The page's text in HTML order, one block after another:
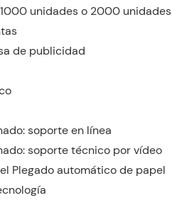
unidades o 2000 unidades
de publicidad
soporte en línea
soporte técnico por vídeo
Plegado automático de papel